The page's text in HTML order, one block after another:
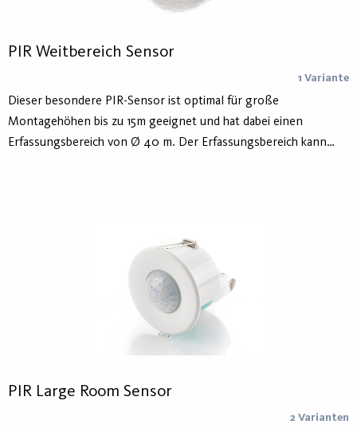
PIR Weitbereich Sensor
1 Variante
Dieser besondere PIR-Sensor ist optimal für große
Montagehöhen bis zu 15m geeignet und hat dabei einen
Erfassungsbereich von Ø 40 m. Der Erfassungsbereich kann
Dimm-Version verfügt über eine Korridor-Funktion mit
Orientierungslichtfunktion. Mit Hilfe des Profi-
Programmiergerätes lassen sich Einstellungen vom Boden aus
bis auf eine Höhe von 15m anpassen.
PIR Large Room Sensor
2 Varianten